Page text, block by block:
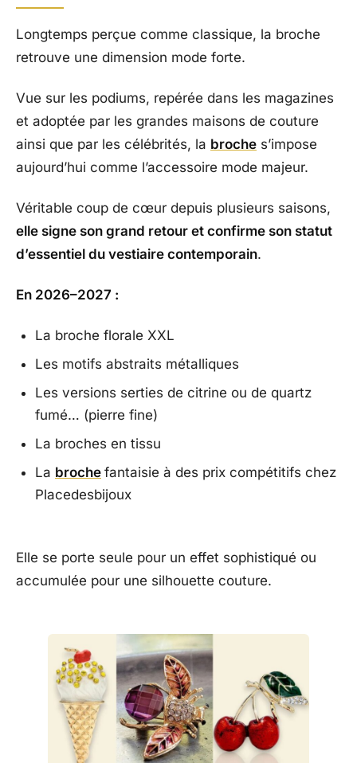
Longtemps perçue comme classique, la broche
retrouve une dimension mode forte.
Vue sur les podiums, repérée dans les magazines
et adoptée par les grandes maisons de couture
ainsi que par les célébrités, la broche s’impose
aujourd’hui comme l’accessoire mode majeur.
Véritable coup de cœur depuis plusieurs saisons,
elle signe son grand retour et confirme son statut
d’essentiel du vestiaire contemporain.
En 2026–2027 :
La broche florale XXL
Les motifs abstraits métalliques
Les versions serties de citrine ou de quartz
fumé… (pierre fine)
La broches en tissu
La broche fantaisie à des prix compétitifs chez
Placedesbijoux
Elle se porte seule pour un effet sophistiqué ou
accumulée pour une silhouette couture.